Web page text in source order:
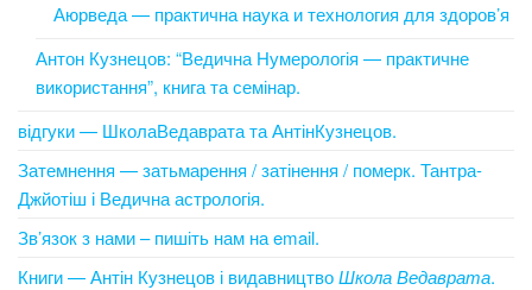
Аюрведа — практична наука и технология для здоров’я
Антон Кузнецов: “Ведична Нумерологія — практичне
використання”, книга та семінар.
відгуки — ШколаВедаврата та АнтінКузнецов.
Затемнення — затьмарення / затінення / померк. Тантра-
Джйотіш і Ведична астрологія.
Зв’язок з нами – пишіть нам на email.
Книги — Антін Кузнецов і видавництвоШкола Ведаврата.